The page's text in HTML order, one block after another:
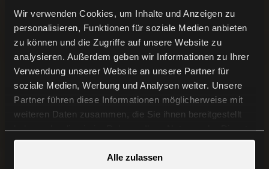
Wir verwenden Cookies, um Inhalte und Anzeigen zu
personalisieren, Funktionen für soziale Medien anbieten
zu können und die Zugriffe auf unsere Website zu
analysieren. Außerdem geben wir Informationen zu Ihrer
Verwendung unserer Website an unsere Partner für
soziale Medien, Werbung und Analysen weiter. Unsere
Partner führen diese Informationen möglicherweise mit
weiteren Daten zusammen, die Sie ihnen bereitgestellt
haben oder die sie im Rahmen Ihrer Nutzung der Dienste
gesammelt haben.
Alle zulassen